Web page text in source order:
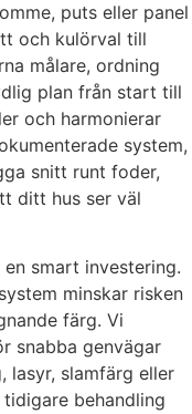
puts eller panel
och kulörval till
målare, ordning
plan från start till
och harmonierar
system,
snitt runt foder,
ditt hus ser väl
smart investering.
minskar risken
färg. Vi
snabba genvägar
lasyr, slamfärg eller
behandling